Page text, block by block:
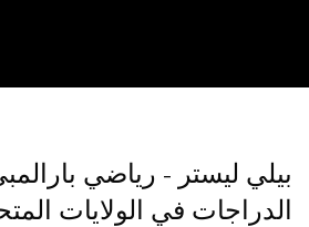
بيلي ليستر - رياضي
الدراجات في الولايات